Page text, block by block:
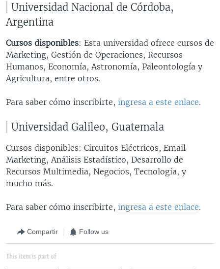
Universidad Nacional de Córdoba,
Argentina
Cursos disponibles: Esta universidad ofrece cursos de
Marketing, Gestión de Operaciones, Recursos
Humanos, Economía, Astronomía, Paleontología y
Agricultura, entre otros.
Para saber cómo inscribirte, ingresa a este enlace.
Universidad Galileo, Guatemala
Cursos disponibles: Circuitos Eléctricos, Email
Marketing, Análisis Estadístico, Desarrollo de
Recursos Multimedia, Negocios, Tecnología, y
mucho más.
Para saber cómo inscribirte, ingresa a este enlace.
Compartir Follow us
This item is part of